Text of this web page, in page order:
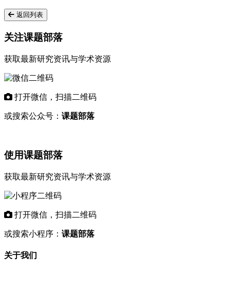
返回列表
关注课题部落
获取最新研究资讯与学术资源
打开微信，扫描二维码
或搜索公众号： 课题部落
使用课题部落
获取最新研究资讯与学术资源
打开微信，扫描二维码
或搜索小程序： 课题部落
关于我们